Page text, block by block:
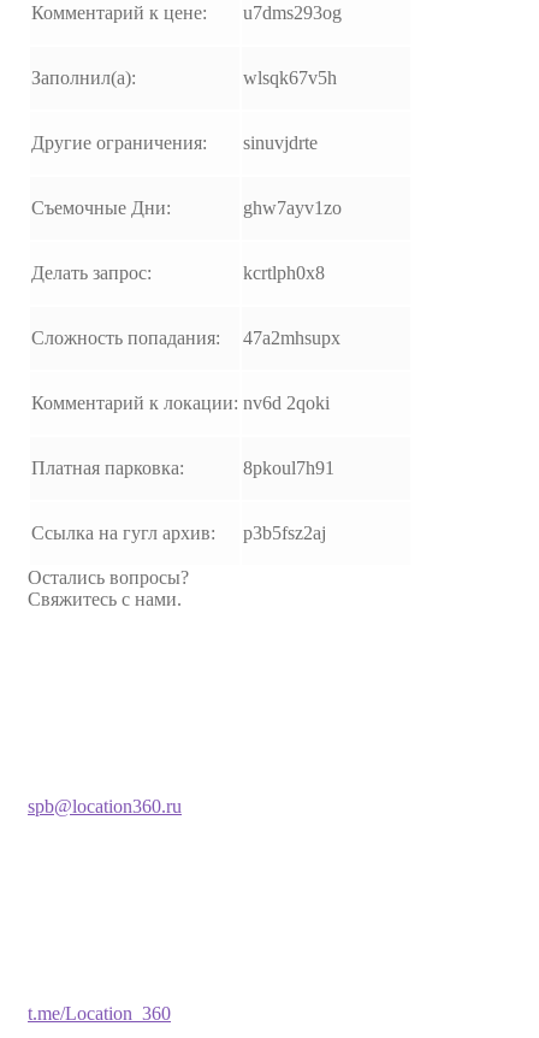
Комментарий к цене: u7dms293og
Заполнил(а): wlsqk67v5h
Другие ограничения: sinuvjdrte
Съемочные Дни: ghw7ayv1zo
Делать запрос: kcrtlph0x8
Сложность попадания: 47a2mhsupx
Комментарий к локации: nv6d 2qoki
Платная парковка: 8pkoul7h91
Ссылка на гугл архив: p3b5fsz2aj
Остались вопросы?
Свяжитесь с нами.
spb@location360.ru
t.me/Location_360